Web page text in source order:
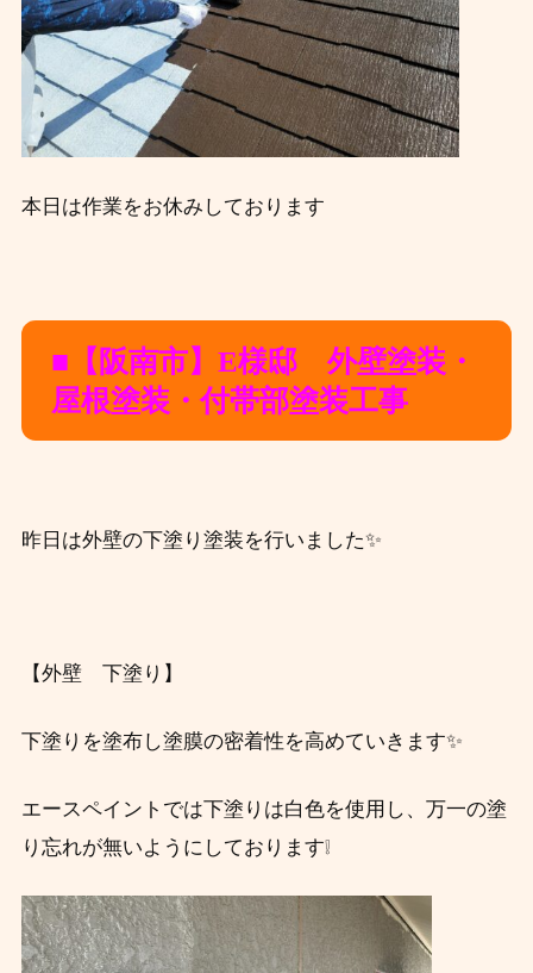
本日は作業をお休みしております
■【阪南市】E様邸 外壁塗装・
屋根塗装・付帯部塗装工事
昨日は外壁の下塗り 塗装を行いました✨
【外壁 下塗り】
下塗りを塗布し塗膜の密着性を高めていきます✨
エースペイントでは下塗りは白色を使用し、万一の塗
り忘れが無いようにしております❕